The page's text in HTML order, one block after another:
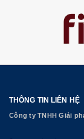
THÔNG TIN LIÊN HỆ
Công ty TNHH Giải